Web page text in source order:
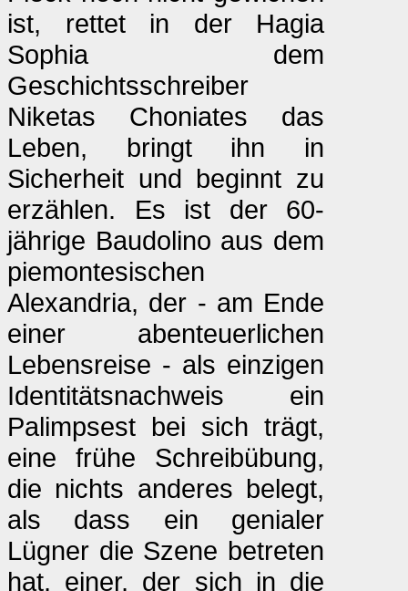
ist, rettet in der Hagia
Sophia dem
Geschichtsschreiber
Niketas Choniates das
Leben, bringt ihn in
Sicherheit und beginnt zu
erzählen. Es ist der 60-
jährige Baudolino aus dem
piemontesischen
Alexandria, der - am Ende
einer abenteuerlichen
Lebensreise - als einzigen
Identitätsnachweis ein
Palimpsest bei sich trägt,
eine frühe Schreibübung,
die nichts anderes belegt,
als dass ein genialer
Lügner die Szene betreten
hat, einer, der sich in die